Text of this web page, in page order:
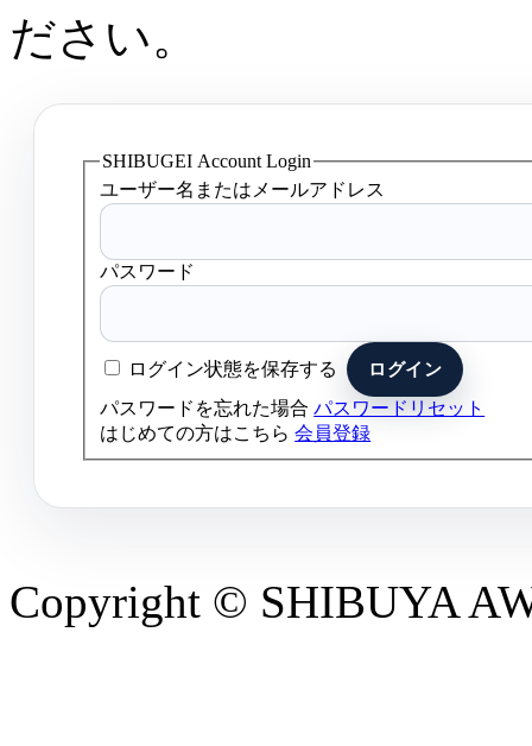
ださい。
SHIBUGEI Account Login
ユーザー名またはメールアドレス
パスワード
ログイン状態を保存する
パスワードを忘れた場合パスワードリセット
はじめての方はこちら会員登録
Copyright © SHIBUYA